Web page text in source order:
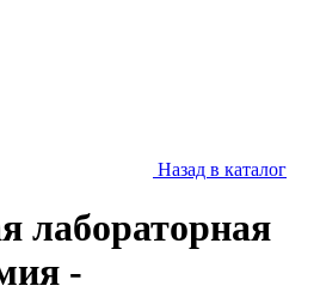
Назад в каталог
лабораторная
-